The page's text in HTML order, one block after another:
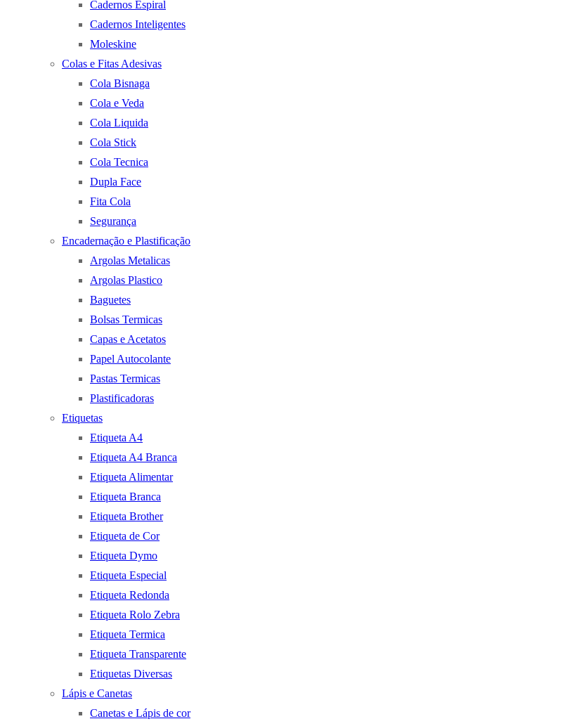
Cadernos Espiral
Cadernos Inteligentes
Moleskine
Colas e Fitas Adesivas
Cola Bisnaga
Cola e Veda
Cola Liquida
Cola Stick
Cola Tecnica
Dupla Face
Fita Cola
Segurança
Encadernação e Plastificação
Argolas Metalicas
Argolas Plastico
Baguetes
Bolsas Termicas
Capas e Acetatos
Papel Autocolante
Pastas Termicas
Plastificadoras
Etiquetas
Etiqueta A4
Etiqueta A4 Branca
Etiqueta Alimentar
Etiqueta Branca
Etiqueta Brother
Etiqueta de Cor
Etiqueta Dymo
Etiqueta Especial
Etiqueta Redonda
Etiqueta Rolo Zebra
Etiqueta Termica
Etiqueta Transparente
Etiquetas Diversas
Lápis e Canetas
Canetas e Lápis de cor